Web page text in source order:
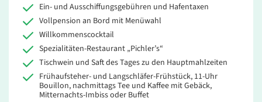
Ein- und Ausschiffungsgebühren und Hafentaxen
Vollpension an Bord mit Menüwahl
Willkommenscocktail
Spezialitäten-Restaurant „Pichler’s“
Tischwein und Saft des Tages zu den Hauptmahlzeiten
Frühaufsteher- und Langschläfer-Frühstück, 11-Uhr
Bouillon, nachmittags Tee und Kaffee mit Gebäck,
Mitternachts-Imbiss oder Buffet